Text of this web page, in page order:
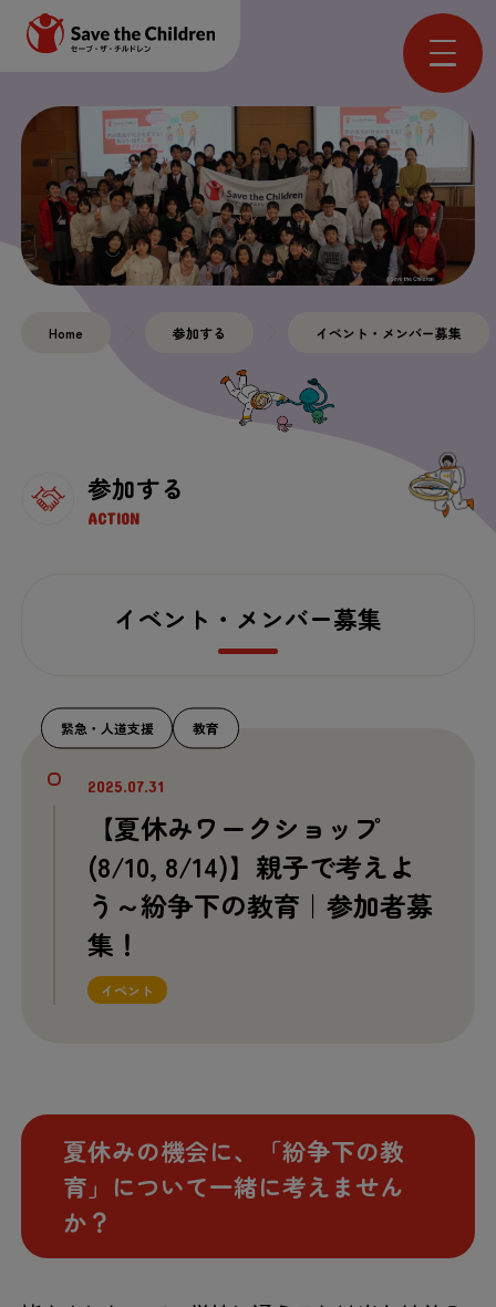
参加する
ACTION
Home 参加する イベント・メンバー募集
イベント・メンバー募集
2025.07.31
【夏休みワークショップ
(8/10, 8/14)】親子で考えよ
う～紛争下の教育｜参加者募
集！
緊急・人道支援 教育
イベント
夏休みの機会に、「紛争下の教
育」について一緒に考えません
か？